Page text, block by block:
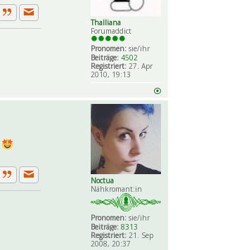
Thalliana
Forumaddict
Pronomen: sie/ihr
Beiträge: 4502
Registriert: 27. Apr
2010, 19:13
ZitatPrivate Nachricht senden
Noctua
Nähkromant:in
Pronomen: sie/ihr
Beiträge: 8313
Registriert: 21. Sep
2008, 20:37
ZitatPrivate Nachricht senden